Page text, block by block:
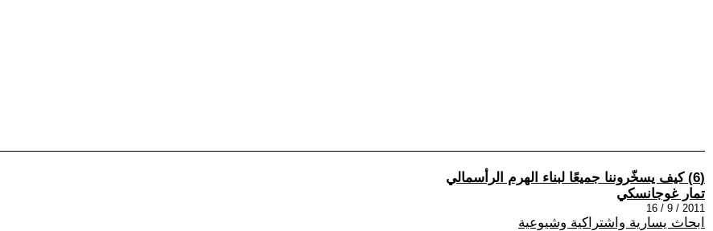
(6) كيف يسخّروننا جميعًا لبناء الهرم الرأسمالي
تمار غوجانسكي
2011 / 9 / 16
ابحاث يسارية واشتراكية وشيوعية